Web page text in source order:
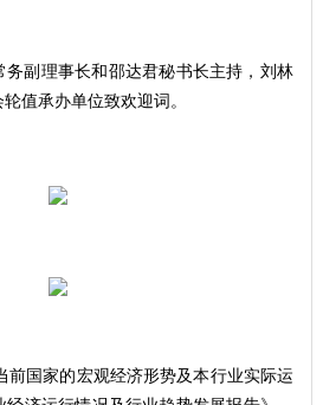
务副理事长和邵达君秘书长主持，刘林
值承办单位致欢迎词。
前国家的宏观经济形势及本行业实际运